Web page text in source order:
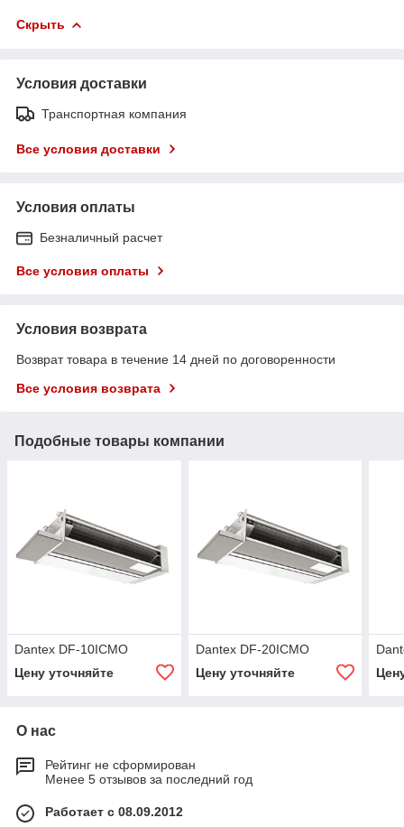
Скрыть
Условия доставки
Транспортная компания
Все условия доставки
Условия оплаты
Безналичный расчет
Все условия оплаты
Условия возврата
Возврат товара в течение 14 дней по договоренности
Все условия возврата
Подобные товары компании
Dantex DF-10ICMO
Цену уточняйте
Dantex DF-20ICMO
Цену уточняйте
О нас
Рейтинг не сформирован
Менее 5 отзывов за последний год
Работает с 08.09.2012